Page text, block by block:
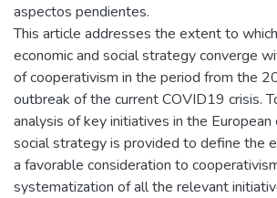
aspectos pendientes.
This article addresses the extent to
economic and social strategy converge
of cooperativism in the period from the
outbreak of the current COVID19 crisis.
analysis of key initiatives in the European
social strategy is provided to define the
a favorable consideration to
systematization of all the relevant